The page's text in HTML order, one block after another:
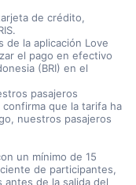
de crédito,
de la aplicación Love
el pago en efectivo
(BRI) en el
pasajeros
que la tarifa ha
nuestros pasajeros
un mínimo de 15
de participantes,
antes de la salida del